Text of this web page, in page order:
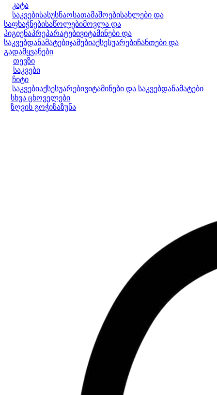
კატა
საკვებისასუსნაოსათამაშოებისახლები და
საფხაჭნებისაწოლებიმოვლა და
ჰიგიენაპრეპარატებივიტამინები და
საკვებდანამატებიჯამებიაქსესუარებიჩანთები და
გადამყვანები
თევზი
საკვები
ჩიტი
საკვებიაქსესუარებივიტამინები და საკვებდანამატები
სხვა ცხოველები
ზღვის გოჭიზაზუნა